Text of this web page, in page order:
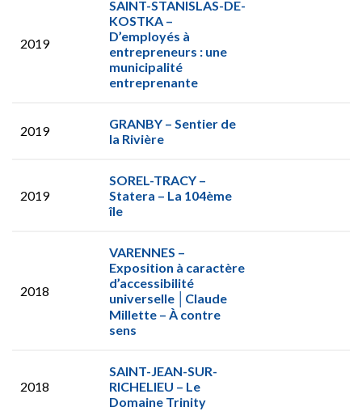
2019
SAINT-STANISLAS-DE-
KOSTKA –
D’employés à
entrepreneurs : une
municipalité
entreprenante
2019
GRANBY – Sentier de
la Rivière
2019
SOREL-TRACY –
Statera – La 104ème
île
2018
VARENNES –
Exposition à caractère
d’accessibilité
universelle │Claude
Millette – À contre
sens
2018
SAINT-JEAN-SUR-
RICHELIEU – Le
Domaine Trinity